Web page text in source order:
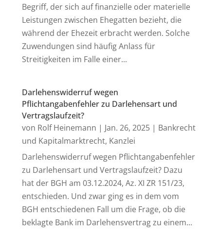
Begriff, der sich auf finanzielle oder materielle
Leistungen zwischen Ehegatten bezieht, die
während der Ehezeit erbracht werden. Solche
Zuwendungen sind häufig Anlass für
Streitigkeiten im Falle einer...
Darlehenswiderruf wegen
Pflichtangabenfehler zu Darlehensart und
Vertragslaufzeit?
von Rolf Heinemann | Jan. 26, 2025| Bankrecht
und Kapitalmarktrecht, Kanzlei
Darlehenswiderruf wegen Pflichtangabenfehler
zu Darlehensart und Vertragslaufzeit? Dazu
hat der BGH am 03.12.2024, Az. XI ZR 151/23,
entschieden. Und zwar ging es in dem vom
BGH entschiedenen Fall um die Frage, ob die
beklagte Bank im Darlehensvertrag zu einem...